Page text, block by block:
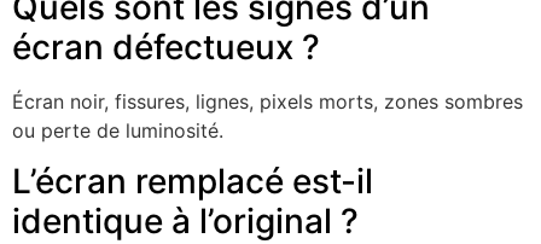
écran défectueux ?
Écran noir, fissures, lignes, pixels morts, zones sombres
ou perte de luminosité.
L’écran remplacé est-il
identique à l’original ?